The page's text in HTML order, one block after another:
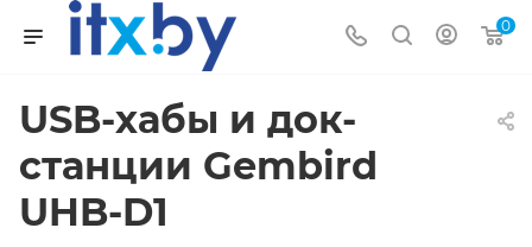
0
USB-хабы и док-
станции Gembird
UHB-D1